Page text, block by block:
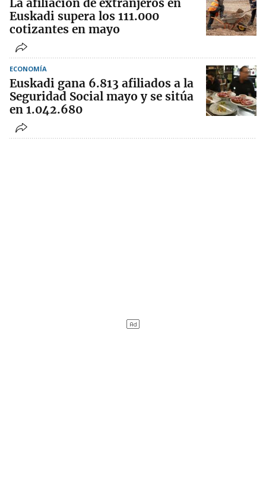
La afiliación de extranjeros en
Euskadi supera los 111.000
cotizantes en mayo
ECONOMÍA
Euskadi gana 6.813 afiliados a la
Seguridad Social mayo y se sitúa
en 1.042.680